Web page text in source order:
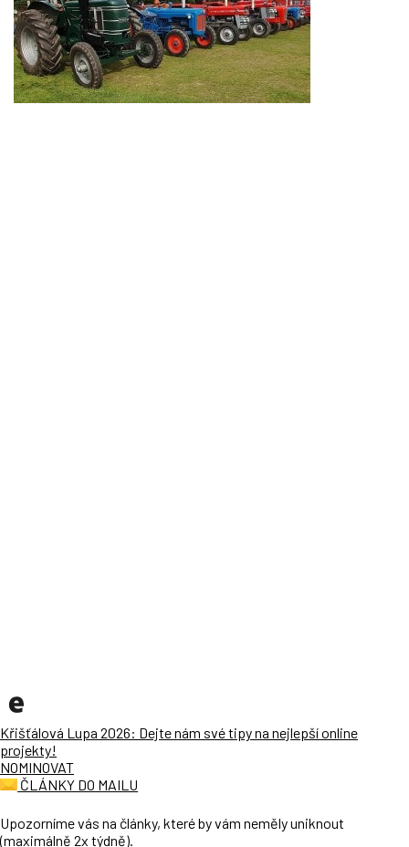
Křišťálová Lupa 2026: Dejte nám své tipy na nejlepší online
projekty!
NOMINOVAT
ČLÁNKY DO MAILU
Upozorníme vás na články, které by vám neměly uniknout
(maximálně 2x týdně).